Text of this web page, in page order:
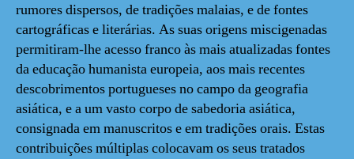
rumores dispersos, de tradições malaias, e de fontes
cartográficas e literárias. As suas origens miscigenadas
permitiram-lhe acesso franco às mais atualizadas fontes
da educação humanista europeia, aos mais recentes
descobrimentos portugueses no campo da geografia
asiática, e a um vasto corpo de sabedoria asiática,
consignada em manuscritos e em tradições orais. Estas
contribuições múltiplas colocavam os seus tratados